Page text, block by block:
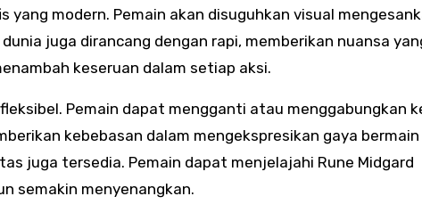
yang modern. Pemain akan disuguhkan visual
juga dirancang dengan rapi, memberikan nuansa
keseruan dalam setiap aksi.
Pemain dapat mengganti atau menggabungkan
kebebasan dalam mengekspresikan gaya bermain
juga tersedia. Pemain dapat menjelajahi Rune Midgard
semakin menyenangkan.